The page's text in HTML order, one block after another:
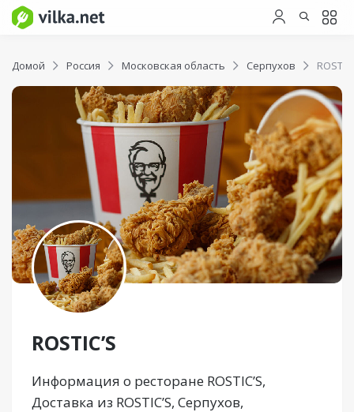
Домой Россия Московская область Серпухов
ROSTIC’S
Информация о ресторане ROSTIC’S,
Доставка из ROSTIC’S, Серпухов,